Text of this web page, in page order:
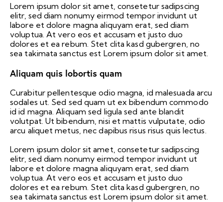
Lorem ipsum dolor sit amet, consetetur sadipscing
elitr, sed diam nonumy eirmod tempor invidunt ut
labore et dolore magna aliquyam erat, sed diam
voluptua. At vero eos et accusam et justo duo
dolores et ea rebum. Stet clita kasd gubergren, no
sea takimata sanctus est Lorem ipsum dolor sit amet.
Aliquam quis lobortis quam
Curabitur pellentesque odio magna, id malesuada arcu
sodales ut. Sed sed quam ut ex bibendum commodo
id id magna. Aliquam sed ligula sed ante blandit
volutpat. Ut bibendum, nisi et mattis vulputate, odio
arcu aliquet metus, nec dapibus risus risus quis lectus.
Lorem ipsum dolor sit amet, consetetur sadipscing
elitr, sed diam nonumy eirmod tempor invidunt ut
labore et dolore magna aliquyam erat, sed diam
voluptua. At vero eos et accusam et justo duo
dolores et ea rebum. Stet clita kasd gubergren, no
sea takimata sanctus est Lorem ipsum dolor sit amet.